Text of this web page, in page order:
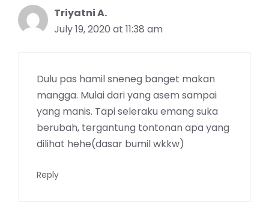
Triyatni A.
July 19, 2020 at 11:38 am
Dulu pas hamil sneneg banget makan
mangga. Mulai dari yang asem sampai
yang manis. Tapi seleraku emang suka
berubah, tergantung tontonan apa yang
dilihat hehe(dasar bumil wkkw)
Reply